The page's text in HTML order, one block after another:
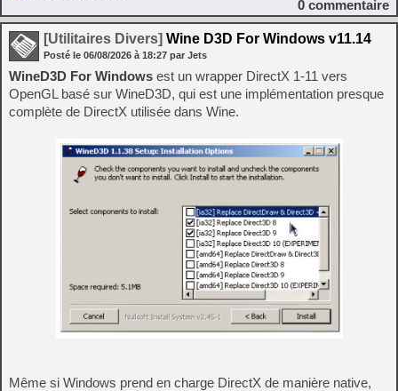
0 commentaire
[Utilitaires Divers] Wine D3D For Windows v11.14
Posté le 06/08/2026 à 18:27 par Jets
WineD3D For Windows est un wrapper DirectX 1-11 vers
OpenGL basé sur WineD3D, qui est une implémentation presque
complète de DirectX utilisée dans Wine.
Même si Windows prend en charge DirectX de manière native,